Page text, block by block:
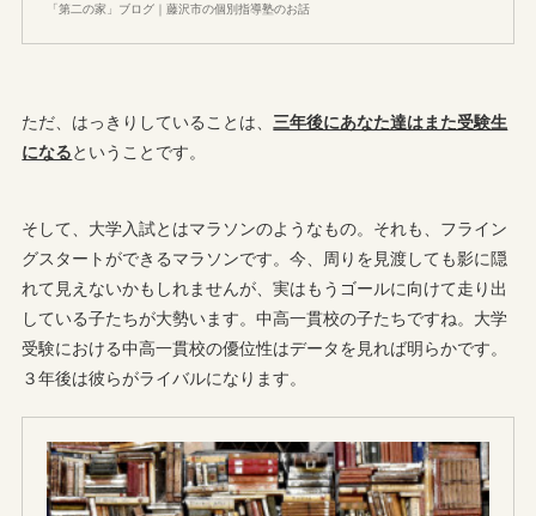
「第二の家」ブログ｜藤沢市の個別指導塾のお話
ただ、はっきりしていることは、 三年後にあなた達はまた受験生
になるということです。
そして、大学入試とはマラソンのようなもの。それも、フライン
グスタートができるマラソンです。今、周りを見渡しても影に隠
れて見えないかもしれませんが、実はもうゴールに向けて走り出
している子たちが大勢います。中高一貫校の子たちですね。大学
受験における中高一貫校の優位性はデータを見れば明らかです。
３年後は彼らがライバルになります。